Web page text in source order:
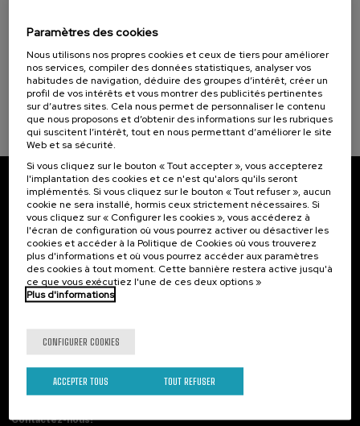
Cursos para Tod@s (1)
Objectifs de développement durable
...
À PARTIR DE 25 €
Dernières
places
Gratuit
Date
passée
Liste
d'attente
Période
d'inscription
terminée
Abonnez-vous à notre bulletin
Inscrivez-vous pour être le premier à recevoir les
actualités de l'UIK.
S'abonner
Palacio Miramar
20007 Donostia / San Sebastián
Contactez-nous!
Paramètres des cookies
Nous utilisons nos propres cookies et ceux de tiers pour améliorer
nos services, compiler des données statistiques, analyser vos
habitudes de navigation, déduire des groupes d’intérêt, créer un
profil de vos intérêts et vous montrer des publicités pertinentes
sur d’autres sites. Cela nous permet de personnaliser le contenu
que nous proposons et d’obtenir des informations sur les rubriques
qui suscitent l’intérêt, tout en nous permettant d’améliorer le site
Web et sa sécurité.
Si vous cliquez sur le bouton « Tout accepter », vous accepterez
l'implantation des cookies et ce n'est qu'alors qu'ils seront
implémentés. Si vous cliquez sur le bouton « Tout refuser », aucun
cookie ne sera installé, hormis ceux strictement nécessaires. Si
vous cliquez sur « Configurer les cookies », vous accéderez à
l'écran de configuration où vous pourrez activer ou désactiver les
cookies et accéder à la Politique de Cookies où vous trouverez
plus d'informations et où vous pourrez accéder aux paramètres
des cookies à tout moment. Cette bannière restera active jusqu'à
ce que vous exécutiez l'une de ces deux options »
Plus d'informations
CONFIGURER COOKIES
TOUT REFUSER
ACCEPTER TOUS